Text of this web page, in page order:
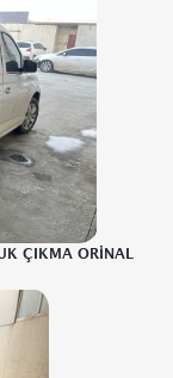
ÇIKMA ORİNAL